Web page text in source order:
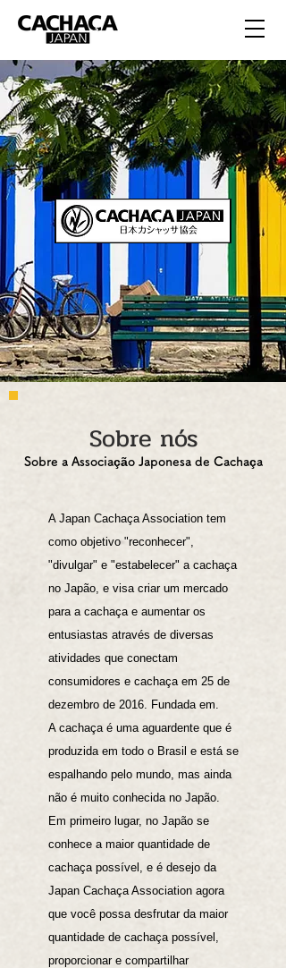
Sobre nós
Sobre a Associação Japonesa de Cachaça
A Japan Cachaça Association tem
como objetivo "reconhecer",
"divulgar" e "estabelecer" a cachaça
no Japão, e visa criar um mercado
para a cachaça e aumentar os
entusiastas através de diversas
atividades que conectam
consumidores e cachaça em 25 de
dezembro de 2016. Fundada em.
A cachaça é uma aguardente que é
produzida em todo o Brasil e está se
espalhando pelo mundo, mas ainda
não é muito conhecida no Japão.
Em primeiro lugar, no Japão se
conhece a maior quantidade de
cachaça possível, e é desejo da
Japan Cachaça Association agora
que você possa desfrutar da maior
quantidade de cachaça possível,
proporcionar e compartilhar